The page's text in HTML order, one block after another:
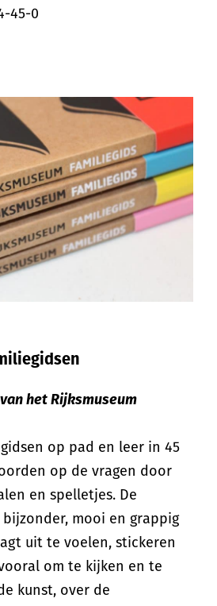
45-0
het Rijksmuseum
op pad en leer in 45
op de vragen door
en spelletjes. De
mooi en grappig
uit te voelen, stickeren
om te kijken en te
kunst, over de